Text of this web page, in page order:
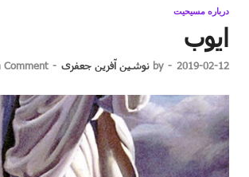
درباره مسیحیت
ایوب
2019-02-12
-
by نوشین آفرین جعفری -
Comment